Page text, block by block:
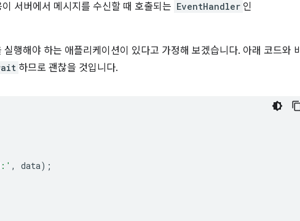
서버에서 메시지를 수신할 때 호출되는 EventHandler 인
행해야 하는 애플리케이션이 있다고 가정해 보겠습니다. 아래 코드와 비
하므로 괜찮을 것입니다.
, data);